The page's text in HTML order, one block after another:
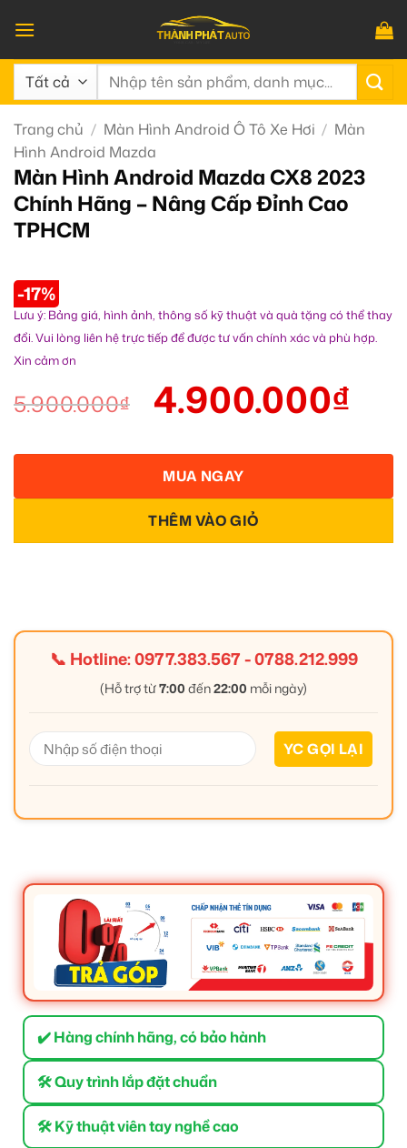
qua
nội
dung
Tìm
Trang chủ / Màn Hình Android Ô Tô Xe Hơi / Màn
Hình Android Mazda
Màn Hình Android Mazda CX8 2023
Chính Hãng – Nâng Cấp Đỉnh Cao
TPHCM
-17%
Lưu ý: Bảng giá, hình ảnh, thông số kỹ thuật và quà tặng có thể thay
đổi. Vui lòng liên hệ trực tiếp để được tư vấn chính xác và phù hợp.
Xin cảm ơn
5.900.000₫ 4.900.000₫
THÊM VÀO GIỎ
MUA NGAY
📞 Hotline:0977.383.567-0788.212.999
(Hỗ trợ từ7:00 đến22:00 mỗi ngày)
✔️ Hàng chính hãng, có bảo hành
🛠 Quy trình lắp đặt chuẩn
🛠 Kỹ thuật viên tay nghề cao